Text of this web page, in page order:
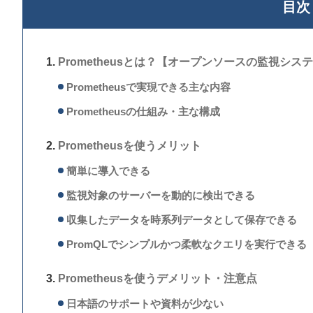
目次
Prometheusとは？【オープンソースの監視システ
Prometheusで実現できる主な内容
Prometheusの仕組み・主な構成
Prometheusを使うメリット
簡単に導入できる
監視対象のサーバーを動的に検出できる
収集したデータを時系列データとして保存できる
PromQLでシンプルかつ柔軟なクエリを実行できる
Prometheusを使うデメリット・注意点
日本語のサポートや資料が少ない